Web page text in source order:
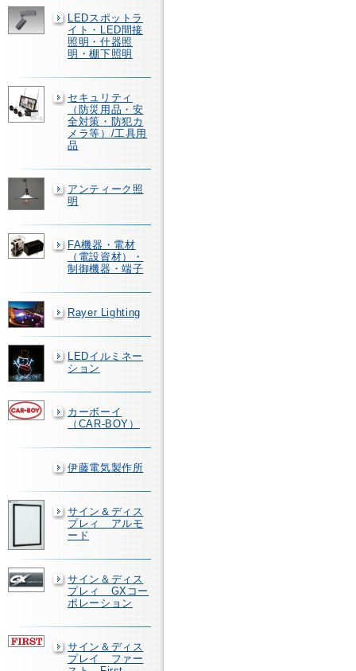
LEDスポットラ
イト・LED間接
照明・什器照
明・棚下照明
セキュリティ
（防災用品・安
全対策・防犯カ
メラ等）/工具用
品
アンティーク照
明
FA機器・電材
（電設資材）・
制御機器・端子
Rayer Lighting
LEDイルミネー
ション
カーボーイ
（CAR-BOY）
伊藤電気製作所
サイン＆ディス
プレィ アルモ
ード
サイン＆ディス
プレィ GXコー
ポレーション
サイン＆ディス
プレイ ファー